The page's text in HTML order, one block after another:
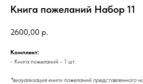
Книга пожеланий Набор 11
2600,00 р.
Комплект:
- Книга пожеланий - 1 шт.
*визуализация книги пожеланий представленного